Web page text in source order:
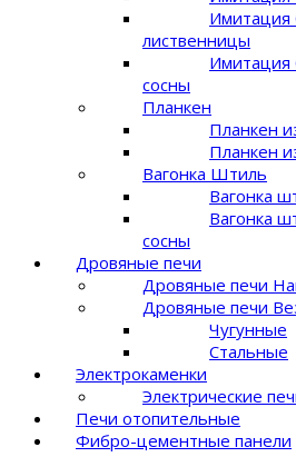
Имитация
лиственницы
Имитация
сосны
Планкен
Планкен
Планкен
Вагонка Штиль
Вагонка
Вагонка
сосны
Дровяные печи
Дровяные печи
Дровяные печи
Чугунные
Стальные
Электрокаменки
Электрические
Печи отопительные
Фибро-цементные панели